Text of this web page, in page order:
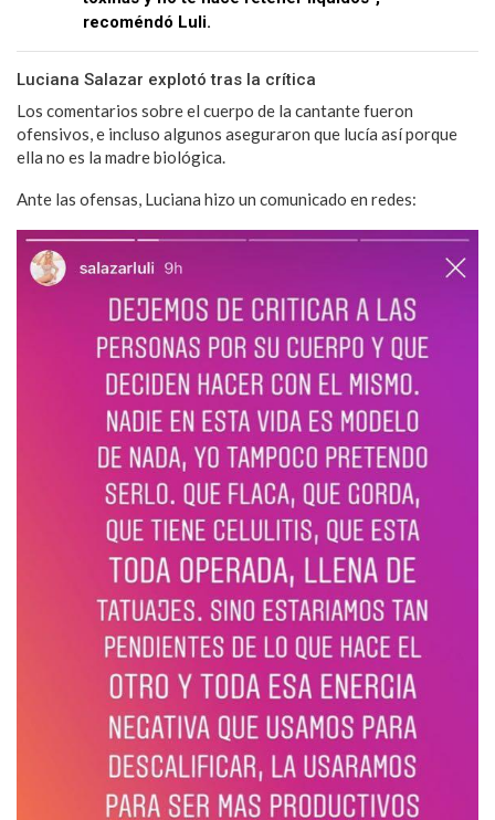
recoméndó Luli.
Luciana Salazar explotó tras la crítica
Los comentarios sobre el cuerpo de la cantante fueron
ofensivos, e incluso algunos aseguraron que lucía así porque
ella no es la madre biológica.
Ante las ofensas, Luciana hizo un comunicado en redes: